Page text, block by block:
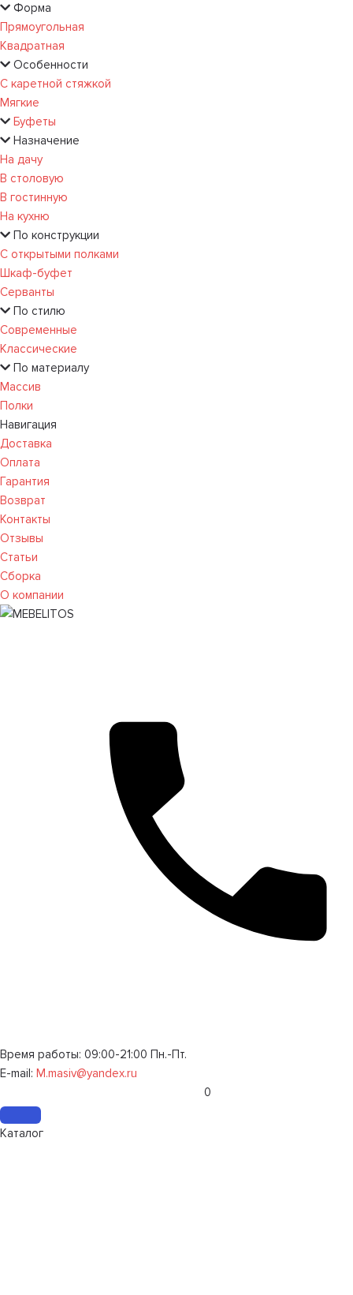
Форма
Прямоугольная
Квадратная
Особенности
С каретной стяжкой
Мягкие
Буфеты
Назначение
На дачу
В столовую
В гостинную
На кухню
По конструкции
С открытыми полками
Шкаф-буфет
Серванты
По стилю
Современные
Классические
По материалу
Массив
Полки
Навигация
Доставка
Оплата
Гарантия
Возврат
Контакты
Отзывы
Статьи
Сборка
О компании
Время работы: 09:00-21:00 Пн.-Пт.
E-mail: M.masiv@yandex.ru
0
Каталог